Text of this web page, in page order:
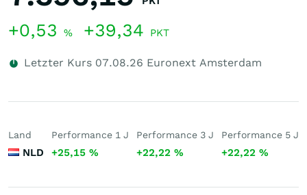
+0,53 % +39,34 PKT
Letzter Kurs 07.08.26 Euronext Amsterdam
Land
NLD
Performance 1 J
+25,15 %
Performance 3 J
+22,22 %
Performance 5 J
+22,22 %